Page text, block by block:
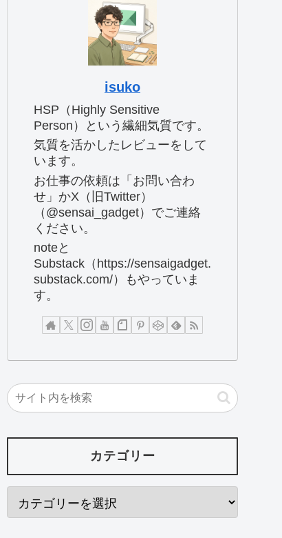
isuko
HSP（Highly Sensitive
Person）という繊細気質です。
気質を活かしたレビューをして
います。
お仕事の依頼は「お問い合わ
せ」かX（旧Twitter）
（@sensai_gadget）でご連絡
ください。
noteと
Substack（https://sensaigadget.
substack.com/）もやっていま
す。
カテゴリー